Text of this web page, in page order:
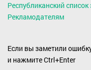
Республиканский
Рекламодателям
Если вы заметили
и нажмите Ctrl+Enter